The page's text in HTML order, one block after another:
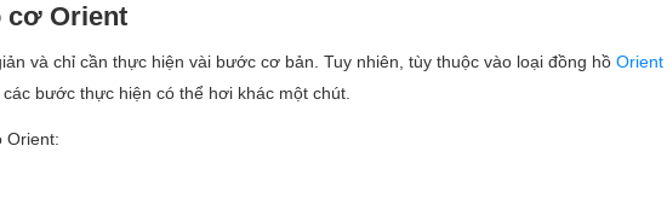
cơ Orient
và chỉ cần thực hiện vài bước cơ bản. Tuy nhiên, tùy thuộc vào loại đồng hồ Orient
bước thực hiện có thể hơi khác một chút.
Orient: